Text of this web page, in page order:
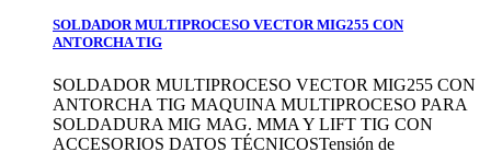
SOLDADOR MULTIPROCESO VECTOR MIG255 CON
ANTORCHA TIG
SOLDADOR MULTIPROCESO VECTOR MIG255 CON
ANTORCHA TIG MAQUINA MULTIPROCESO PARA
SOLDADURA MIG MAG. MMA Y LIFT TIG CON
ACCESORIOS DATOS TÉCNICOSTensión de